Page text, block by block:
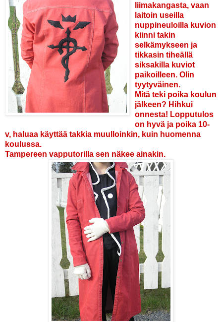
liimakangasta, vaan
laitoin useilla
nuppineuloilla kuvion
kiinni takin
selkämykseen ja
tikkasin tiheällä
siksakilla kuviot
paikoilleen. Olin
tyytyväinen.
Mitä teki poika koulun
jälkeen? Hihkui
onnesta! Lopputulos
on hyvä ja poika 10-
v, haluaa käyttää takkia muulloinkin, kuin huomenna
koulussa.
Tampereen vapputorilla sen näkee ainakin.